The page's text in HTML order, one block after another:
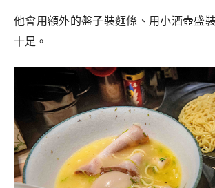
他會用額外的盤子裝麵條、用小酒壺盛
十足。